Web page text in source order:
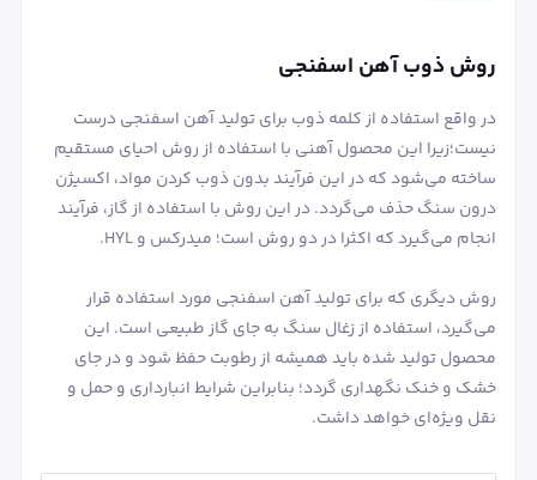
روش ذوب آهن اسفنجی
در واقع استفاده از کلمه ذوب برای تولید آهن اسفنجی درست
نیست؛زیرا این محصول آهنی با استفاده از روش احیای مستقیم
ساخته می‌شود که در این فرآیند بدون ذوب کردن مواد، اکسیژن
درون سنگ حذف می‌گردد. در این روش با استفاده از گاز، فرآیند
انجام می‌گیرد که اکثرا در دو روش است؛ میدرکس و HYL.
روش دیگری که برای تولید آهن اسفنجی مورد استفاده قرار
می‌گیرد، استفاده از زغال سنگ به جای گاز طبیعی است. این
محصول تولید شده باید همیشه از رطوبت حفظ شود و در جای
خشک و خنک نگهداری گردد؛ بنابراین شرایط انبارداری و حمل و
نقل ویژه‌ای خواهد داشت.